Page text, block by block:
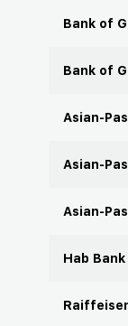
Bank of
Bank of
Asian-
Asian-
Asian-
Hab Bank